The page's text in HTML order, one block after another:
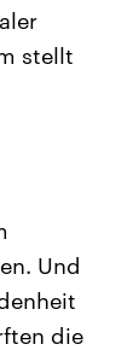
stellt
Und
die